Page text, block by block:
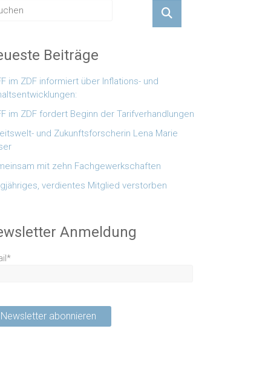
Beiträge
im ZDF informiert über Inflations- und
im ZDF fordert Beginn der Tarifverhandlungen
und Zukunftsforscherin Lena Marie
mit zehn Fachgewerkschaften
verdientes Mitglied verstorben
Anmeldung